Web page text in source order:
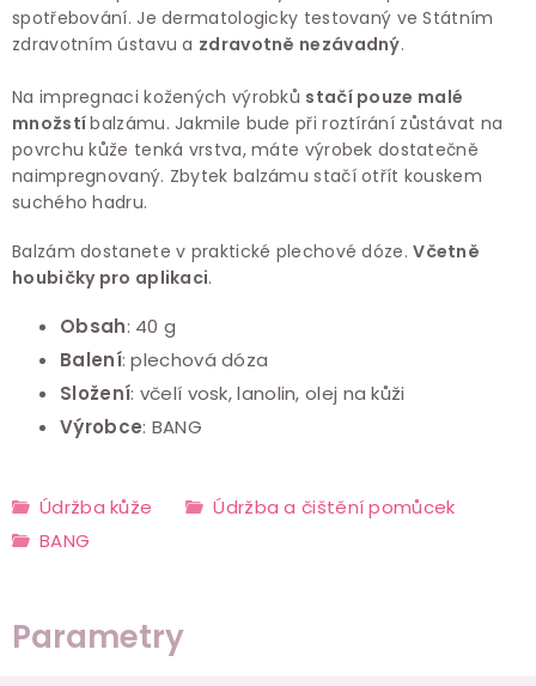
spotřebování. Je dermatologicky testovaný ve Státním
zdravotním ústavu a zdravotně nezávadný.
Na impregnaci kožených výrobků stačí pouze malé
množstíbalzámu. Jakmile bude při roztírání zůstávat na
povrchu kůže tenká vrstva, máte výrobek dostatečně
naimpregnovaný. Zbytek balzámu stačí otřít kouskem
suchého hadru.
Balzám dostanete v praktické plechové dóze.Včetně
houbičky pro aplikaci.
Obsah: 40 g
Balení: plechová dóza
Složení: včelí vosk, lanolin, olej na kůži
Výrobce: BANG
Údržba kůže
Údržba a čištění pomůcek
BANG
Parametry